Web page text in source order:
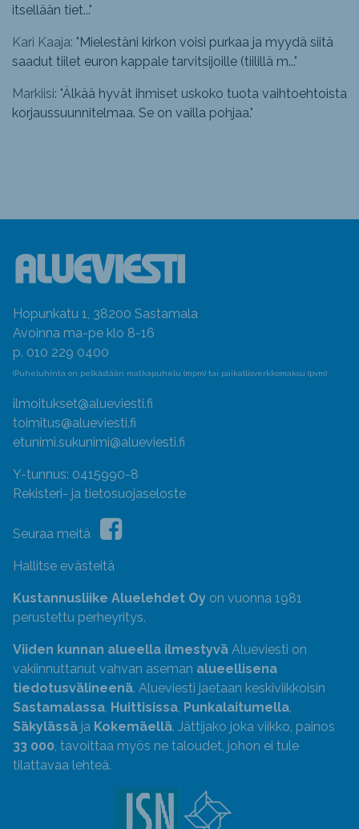
itsellään tiet..."
Kari Kaaja: " Mielestäni kirkon voisi purkaa ja myydä siitä
saadut tiilet euron kappale tarvitsijoille (tiilillä m..."
Markiisi: "Älkää hyvät ihmiset uskoko tuota vaihtoehtoista
korjaussuunnitelmaa. Se on vailla pohjaa."
Hopunkatu 1, 38200 Sastamala
Avoinna ma-pe klo 8-16
p. 010 229 0400
(Puheluhinta on pelkästään matkapuhelu (mpm) tai paikallisverkkomaksu (pvm)
ilmoitukset@alueviesti.fi
toimitus@alueviesti.fi
etunimi.sukunimi@alueviesti.fi
Y-tunnus: 0415990-8
Rekisteri- ja tietosuojaseloste
Seuraa meitä
Hallitse evästeitä
Kustannusliike Aluelehdet Oy on vuonna 1981
perustettu perheyritys.
Viiden kunnan alueella ilmestyvä Alueviesti on
vakiinnuttanut vahvan aseman alueellisena
tiedotusvälineenä. Alueviesti jaetaan keskiviikkoisin
Sastamalassa, Huittisissa, Punkalaitumella,
Säkylässä ja Kokemäellä. Jättijako joka viikko, painos
33 000, tavoittaa myös ne taloudet, johon ei tule
tilattavaa lehteä.